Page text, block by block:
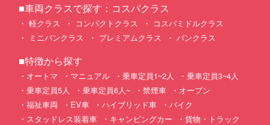
■車両クラスで探す：コスパクラス
軽クラス コンパクトクラス
コスパミドルクラス
ミニバンクラス
プレミアムクラス バンクラス
■特徴から探す
オートマ マニュアル 乗車定員1~2人
乗車定員3~4人
乗車定員5人
乗車定員6人~ 禁煙車
オープン
福祉車両
EV車 ハイブリッド車
バイク
スタッドレス装着車
キャンピングカー 貨物・トラック